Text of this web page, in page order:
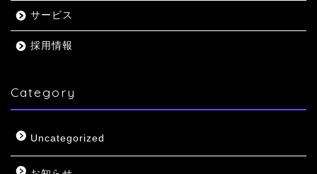
サービス
採用情報
Category
Uncategorized